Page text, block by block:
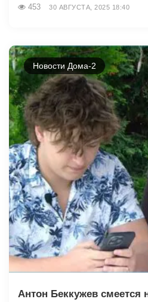
453 30 АВГУСТА, 2025 18:40
Новости Дома-2
Антон Беккужев смеется